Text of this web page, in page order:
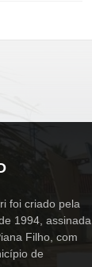
foi criado pela
1994, assinada
Filho, com
de